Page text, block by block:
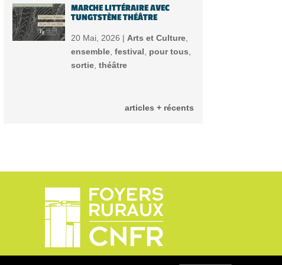
MARCHE LITTÉRAIRE AVEC
TUNGTSTÈNE THÉÂTRE
20 Mai, 2026 | Arts et Culture,
ensemble, festival, pour tous,
sortie, théâtre
articles + récents